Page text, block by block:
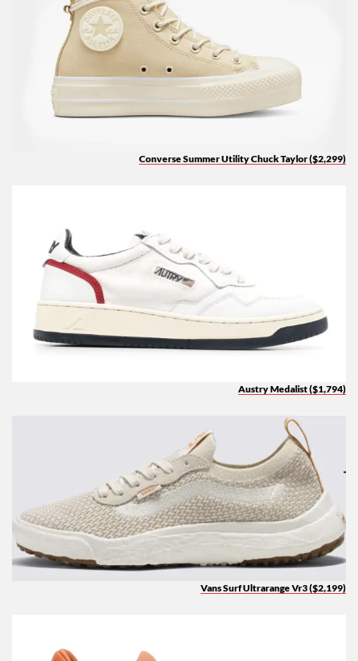
Converse Summer Utility Chuck Taylor ($2,299)
Austry Medalist ($1,794)
Vans Surf Ultrarange Vr3 ($2,199)